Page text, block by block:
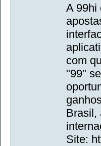
A 99hi
com
"99"
Brasil,
Site: